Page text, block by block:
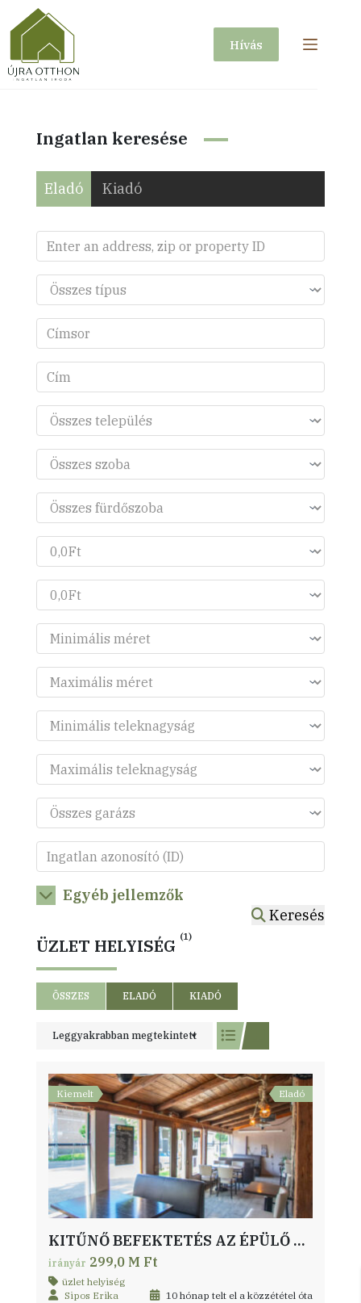
to
content
Hívás
Ingatlan keresése
Eladó Kiadó
Egyéb jellemzők
Keresés
ÜZLET HELYISÉG (1)
ÖSSZES ELADÓ KIADÓ
Leggyakrabban megtekintett
Kiemelt Eladó
KITŰNŐ BEFEKTETÉS AZ ÉPÜLŐ ÚJPESTI STADIONNAL SZEMBEN
irányár 299,0 M Ft
üzlet helyiség
Sipos Erika
10 hónap telt el a közzététel óta